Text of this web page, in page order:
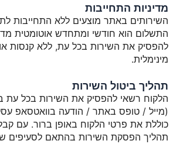
מדיניות התחייבות
השירותים באתר מוצעים ללא התחייבות
התשלום הוא חודשי ומתחדש אוטומטית
להפסיק את השירות בכל עת, ללא קנסות
מינימלית.
תהליך ביטול השירות
הלקוח רשאי להפסיק את השירות בכל עת
(מייל / טופס באתר / הודעה בוואטסאפ
כוללת את פרטי הלקוח באופן ברור. עם
תהליך הפסקת השירות בהתאם לסעיפים